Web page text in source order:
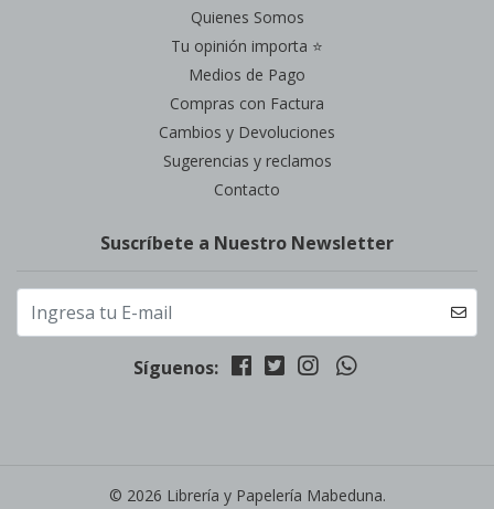
Quienes Somos
Tu opinión importa ⭐
Medios de Pago
Compras con Factura
Cambios y Devoluciones
Sugerencias y reclamos
Contacto
Suscríbete a Nuestro Newsletter
Síguenos:
© 2026 Librería y Papelería Mabeduna.